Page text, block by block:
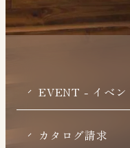
EVENT - イベン
カタログ請求